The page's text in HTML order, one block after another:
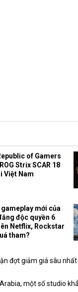
of Gamers
Strix SCAR 18
Việt Nam
mới của
độc quyền 6
Netflix, Rockstar
tham?
đợt giảm giá sâu
một số studio